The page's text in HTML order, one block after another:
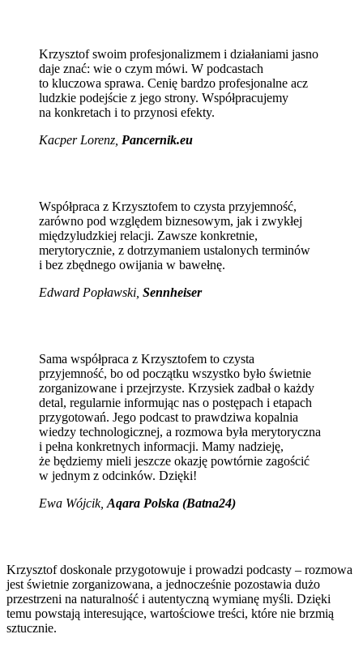
Krzysztof swoim profesjonalizmem i działaniami jasno
daje znać: wie o czym mówi. W podcastach
to kluczowa sprawa. Cenię bardzo profesjonalne acz
ludzkie podejście z jego strony. Współpracujemy
na konkretach i to przynosi efekty.
Kacper Lorenz, Pancernik.eu
Współpraca z Krzysztofem to czysta przyjemność,
zarówno pod względem biznesowym, jak i zwykłej
międzyludzkiej relacji. Zawsze konkretnie,
merytorycznie, z dotrzymaniem ustalonych terminów
i bez zbędnego owijania w bawełnę.
Edward Popławski, Sennheiser
Sama współpraca z Krzysztofem to czysta
przyjemność, bo od początku wszystko było świetnie
zorganizowane i przejrzyste. Krzysiek zadbał o każdy
detal, regularnie informując nas o postępach i etapach
przygotowań. Jego podcast to prawdziwa kopalnia
wiedzy technologicznej, a rozmowa była merytoryczna
i pełna konkretnych informacji. Mamy nadzieję,
że będziemy mieli jeszcze okazję powtórnie zagościć
w jednym z odcinków. Dzięki!
Ewa Wójcik, Aqara Polska (Batna24)
Krzysztof doskonale przygotowuje i prowadzi podcasty – rozmowa
jest świetnie zorganizowana, a jednocześnie pozostawia dużo
przestrzeni na naturalność i autentyczną wymianę myśli. Dzięki
temu powstają interesujące, wartościowe treści, które nie brzmią
sztucznie.